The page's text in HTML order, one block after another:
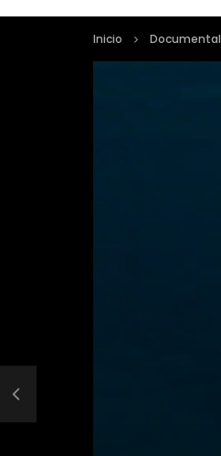
Inicio Documental